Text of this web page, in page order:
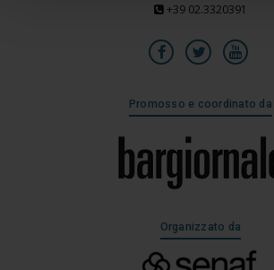
+39 02.3320391
Promosso e coordinato da
Organizzato da